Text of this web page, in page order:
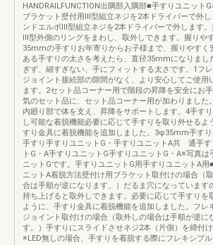
HANDRAILFUNCTION出隅部入隅部■手すりユニット
ブラケット壁付用Ⅲ型組立ネジを2本ドライバーで外し
ンドエルボⅢ型組立ネジを2本ドライバーで外します
Ⅲ型外側のリングをまわし、取外しできます。握りや
35mmの手すりお年寄りからお子様まで、握りやすく
ある手すりの太さを考えたら、直径35mmになりまし
ぎず、細すぎない、手にフィットする太さです。1フ
ジョイント接続部の隙間がなく、より安心してご使用
ます。2セット品コーナー用で階段の昇降を安全にお
気のセット品に、セット品コーナー用が加わりました
内廻り部で体を支え、昇降をサポートします。4手す
し可能な着脱機能必要に応じて手すりを取り外せるよ
すり金具に着脱機能を追加しました。3φ35mm手すり
手すり手すりユニットG・手すりユニットA共 通手す
トG・A手すりユニットG手すりユニットG・A※写真は
ニットGです。手すりユニットG用手すりユニットA用
ニットA着脱方法壁付け用ブラケット取付けの場合（
合は手順が逆になります。）だるま穴になっています
持ち上げると取外しできます。必要に応じて手すりを
ように、手すり金具に着脱機能を追加しました。フレ
ジョイント取付けの場合（取外しの場合は手順が逆に
す。）手すりにスライドさせネジ2本（片側）を締付け
※LED無しの場合、手すりを着脱する際にフレキシブ